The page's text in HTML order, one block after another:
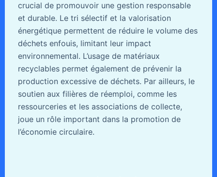
crucial de promouvoir une gestion responsable
et durable. Le tri sélectif et la valorisation
énergétique permettent de réduire le volume des
déchets enfouis, limitant leur impact
environnemental. L’usage de matériaux
recyclables permet également de prévenir la
production excessive de déchets. Par ailleurs, le
soutien aux filières de réemploi, comme les
ressourceries et les associations de collecte,
joue un rôle important dans la promotion de
l’économie circulaire.